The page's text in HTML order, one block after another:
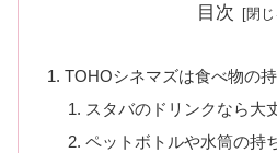
目次
TOHOシネマズは食べ物の
スタバのドリンクなら大
ペットボトルや水筒の持